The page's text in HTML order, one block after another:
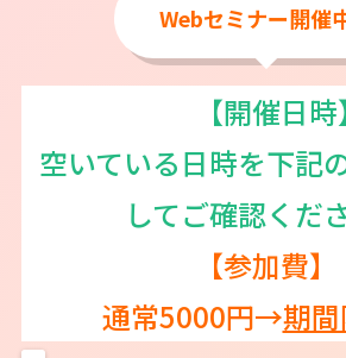
Webセミナー開催
【開催日時】
空いている日時を下記
してご確認くだ
【参加費】
通常5000円→期